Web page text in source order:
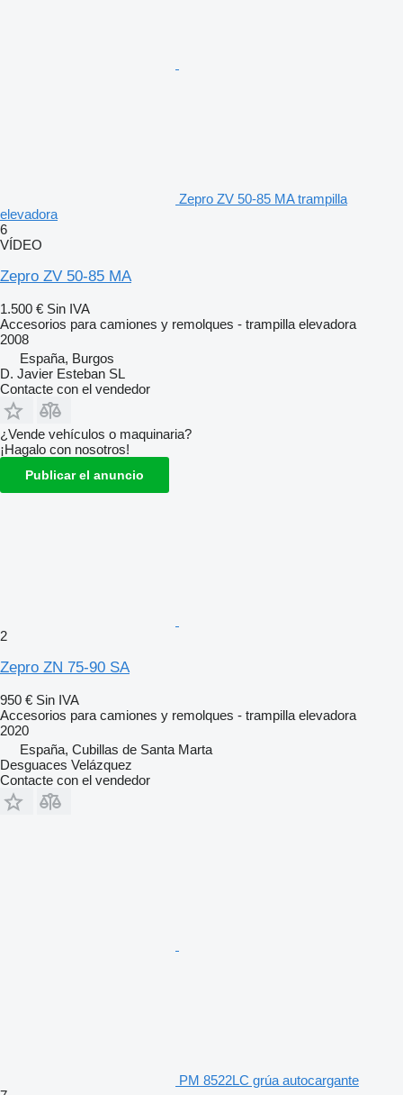
Zepro ZV 50-85 MA trampilla
elevadora
6
VÍDEO
Zepro ZV 50-85 MA
1.500 € Sin IVA
Accesorios para camiones y remolques - trampilla elevadora
2008
España, Burgos
D. Javier Esteban SL
Contacte con el vendedor
¿Vende vehículos o maquinaria?
¡Hagalo con nosotros!
Publicar el anuncio
2
Zepro ZN 75-90 SA
950 € Sin IVA
Accesorios para camiones y remolques - trampilla elevadora
2020
España, Cubillas de Santa Marta
Desguaces Velázquez
Contacte con el vendedor
PM 8522LC grúa autocargante